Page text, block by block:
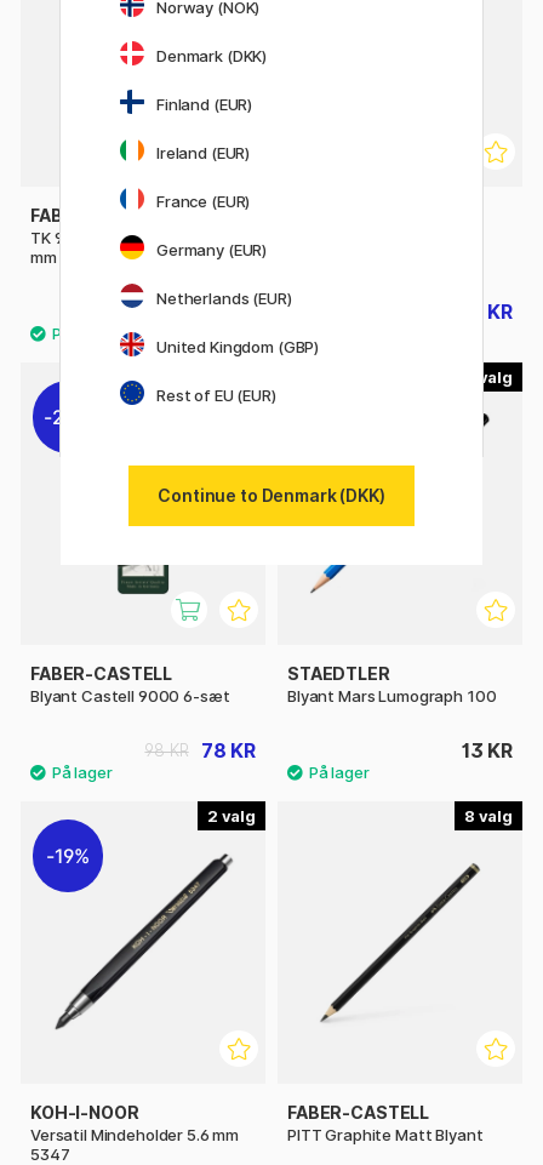
FABER-CASTELL
TK 9400 Mindeholder 3,15
mm
119 KR 7 KR
20%
FABER-CASTELL
Blyant Castell 9000 6-sæt
78 KR
98 KR
STAEDTLER
Blyant Mars Lumograph 100
13 KR
2
19%
KOH-I-NOOR
Versatil Mindeholder 5.6 mm
5347
8
FABER-CASTELL
PITT Graphite Matt Blyant
Norway (NOK)
Denmark (DKK)
Finland (EUR)
Ireland (EUR)
France (EUR)
Germany (EUR)
Netherlands (EUR)
United Kingdom (GBP)
Rest of EU (EUR)
Continue to Denmark (DKK)